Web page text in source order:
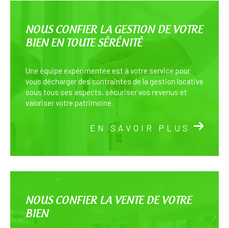
NOUS CONFIER LA GESTION DE VOTRE
BIEN EN TOUTE SÉRÉNITÉ
Une équipe expérimentée est à votre service pour
vous décharger des contraintes de la gestion locative
sous tous ses aspects, sécuriser vos revenus et
valoriser votre patrimoine.
EN SAVOIR PLUS
NOUS CONFIER LA VENTE DE VOTRE
BIEN